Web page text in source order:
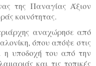
της Παναγίας Άξιον
κοινότητας.
αναχώρησε από
όπου απόψε στις
η υποδοχή του από την
και τις τοπικές